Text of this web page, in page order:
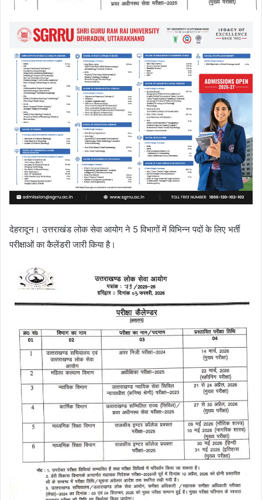
देहरादून। उत्तराखंड लोक सेवा आयोग ने 5 विभागों में विभिन्न पदों के लिए भर्ती
परीक्षाओं का कैलेंडरी जारी किया है।